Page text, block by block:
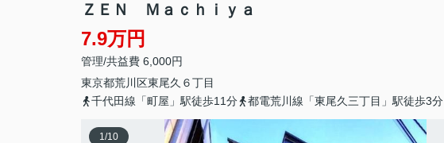
ＺＥＮ Ｍａｃｈｉｙａ
7.9万円
管理/共益費 6,000円
東京都荒川区東尾久 ６丁目
千代田線「町屋」駅徒歩11分
都電荒川線「東尾久三丁目」駅徒歩3分
1/10